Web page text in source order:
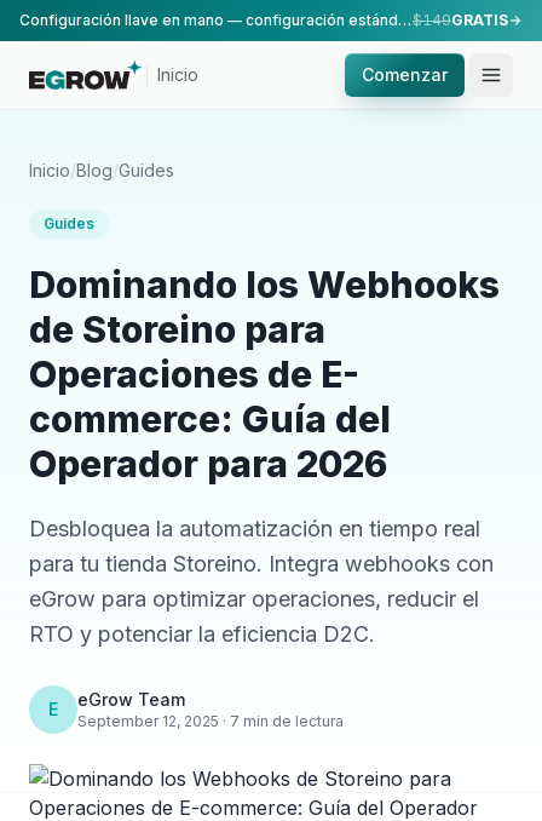
Configuración llave en mano — configuración estándar, realizada por nuestro equipo.$149GRATIS
Inicio Comenzar
Inicio/Blog/Guides
Guides
Dominando los Webhooks
de Storeino para
Operaciones de E-
commerce: Guía del
Operador para 2026
Desbloquea la automatización en tiempo real
para tu tienda Storeino. Integra webhooks con
eGrow para optimizar operaciones, reducir el
RTO y potenciar la eficiencia D2C.
E eGrow Team
September 12, 2025 · 7 min de lectura